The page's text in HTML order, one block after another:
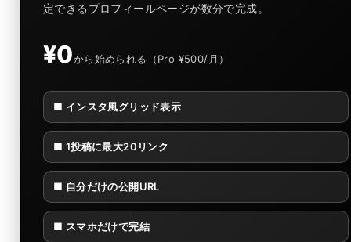
定できるプロフィールページが数分で完成。
¥0から始められる（Pro ¥500/月）
■ インスタ風グリッド表示
■ 1投稿に最大20リンク
■ 自分だけの公開URL
■ スマホだけで完結